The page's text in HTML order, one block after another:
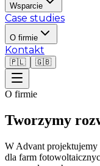
Wsparcie
Case studies
O firmie
Kontakt
🇵🇱 🇬🇧
O firmie
Tworzymy
W Advant projektujemy
dla farm